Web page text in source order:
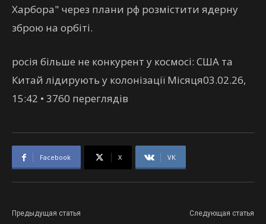
Харбора" через плани рф розмістити ядерну
зброю на орбіті.
росія більше не конкурент у космосі: США та
Китай лідирують у колонізації Місяця03.02.26,
15:42 • 3760 переглядiв
Facebook X VK
Предыдущая статья Следующая статья